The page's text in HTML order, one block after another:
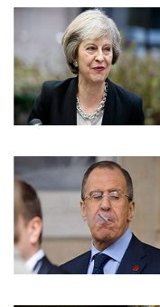
" />